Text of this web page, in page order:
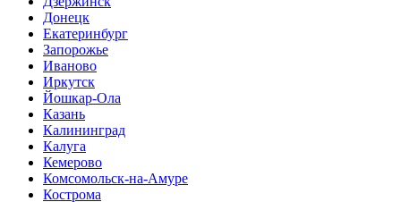
Донецк
Екатеринбург
Запорожье
Иваново
Иркутск
Йошкар-Ола
Казань
Калининград
Калуга
Кемерово
Комсомольск-на-Амуре
Кострома